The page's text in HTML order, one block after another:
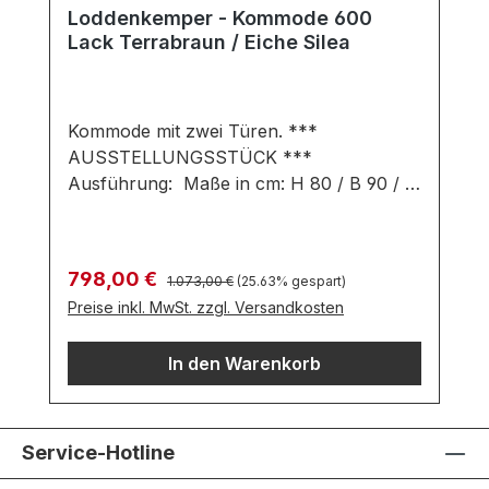
Loddenkemper - Kommode 600
Lack Terrabraun / Eiche Silea
Kommode mit zwei Türen. ***
AUSSTELLUNGSSTÜCK ***
Ausführung: Maße in cm: H 80 / B 90 / T
Einlegeböden Wichtige
Informationen:Möbel ist zerlegt (Montage
erforderlich). Bitte beachten: Der Artikel
ist oder war in unserer Ausstellung
möglich ist. Der Sonderpreis bezieht sich
Verkaufspreis:
798,00 € Regulärer Preis:
1.073,00 € (25.63% gespart)
Preise inkl. MwSt. zzgl. Versandkosten
In den Warenkorb
Service-Hotline